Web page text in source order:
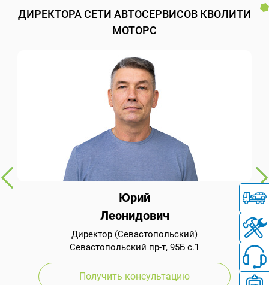
ДИРЕКТОРА СЕТИ АВТОСЕРВИСОВ КВОЛИТИ
МОТОРС
Юрий
Леонидович
Директор (Севастопольский)
Севастопольский пр-т, 95Б с.1
Получить консультацию